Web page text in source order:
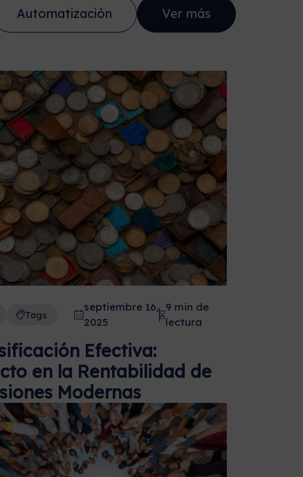
Automatización Ver más
Tags
septiembre 16,
2025
9 min de
lectura
Efectiva:
en la Rentabilidad de
Modernas